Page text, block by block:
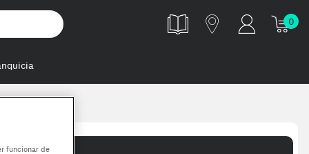
0
funcionar de